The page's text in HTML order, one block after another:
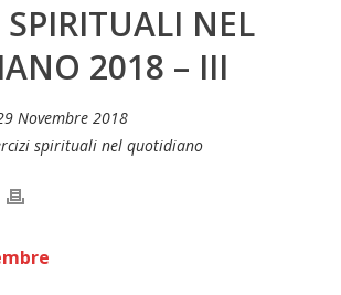
SPIRITUALI NEL
2018 – III
Novembre 2018
spirituali nel quotidiano